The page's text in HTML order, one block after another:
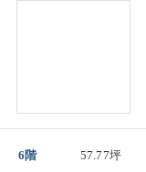
6階 57.77坪